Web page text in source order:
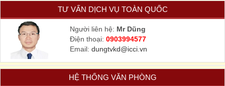
TƯ VẤN DỊCH VỤ TOÀN QUỐC
Người liên hệ: Mr Dũng
Điện thoại: 0903994577
Email: dungtvkd@icci.vn
HỆ THỐNG VĂN PHÒNG